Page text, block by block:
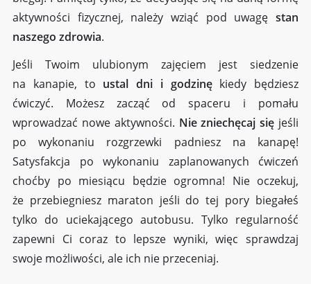
aktywności fizycznej, należy wziąć pod uwagę stan
naszego zdrowia.
Jeśli Twoim ulubionym zajęciem jest siedzenie
na kanapie, to ustal dni i godzinękiedy będziesz
ćwiczyć. Możesz zacząć od spaceru i pomału
wprowadzać nowe aktywności. Nie zniechęcaj się jeśli
po wykonaniu rozgrzewki padniesz na kanapę!
Satysfakcja po wykonaniu zaplanowanych ćwiczeń
choćby po miesiącu będzie ogromna! Nie oczekuj,
że przebiegniesz maraton jeśli do tej pory biegałeś
tylko do uciekającego autobusu. Tylko regularność
zapewni Ci coraz to lepsze wyniki, więc sprawdzaj
swoje możliwości, ale ich nie przeceniaj.